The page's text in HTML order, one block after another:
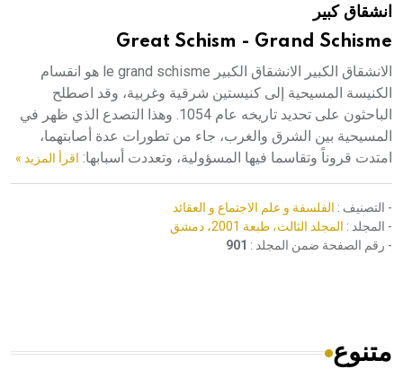
هيئة الموسوعة العربية تطلق موسوعات جديدة في عام 2026انشقاق كبير
Great Schism - Grand Schisme
الانشقاق الكبير الانشقاق الكبير le grand schisme هو انقسام
الكنيسة المسيحية إلى كنيستين شرقية وغربية، وقد اصطلح
الباحثون على تحديد تاريخه عام 1054. وهذا التصدع الذي ظهر في
المسيحية بين الشرق والغرب، جاء من تطورات عدة أصابتهما،
امتدت قروناً وتقاسما فيها المسؤولية، وتعددت أسبابها: اقرأ المزيد »
- التصنيف : الفلسفة و علم الاجتماع و العقائد
- المجلد : المجلد الثالث، طبعة 2001، دمشق
- رقم الصفحة ضمن المجلد : 901
متنوع